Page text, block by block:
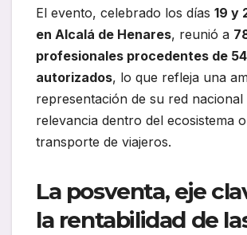
El evento, celebrado los días 19 y
en Alcalá de Henares, reunió a
profesionales procedentes de
autorizados, lo que refleja una
representación de su red nacional
relevancia dentro del ecosistema
transporte de viajeros.
La posventa, eje
la rentabilidad de